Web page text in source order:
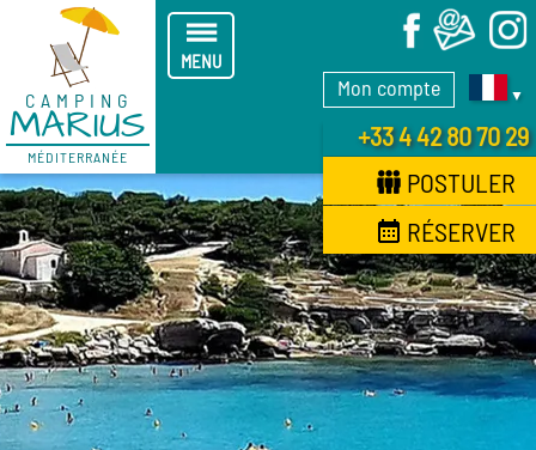
CAMPING
MARIUS
MÉDITERRANÉE
Mon compte ▼
+33 4 42 80 70 29
POSTULER
RÉSERVER
MENU
X